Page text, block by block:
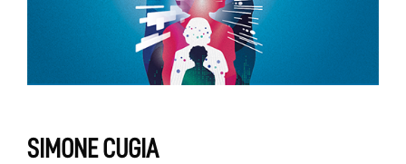
SIMONE CUGIA